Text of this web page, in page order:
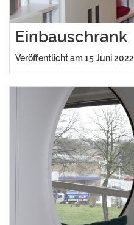
Einbauschrank
Veröffentlicht am 15 Juni 2022